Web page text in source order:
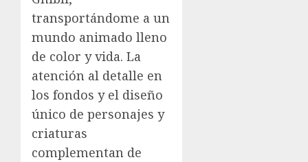
transportándome a un
mundo animado lleno
de color y vida. La
atención al detalle en
los fondos y el diseño
único de personajes y
criaturas
complementan de